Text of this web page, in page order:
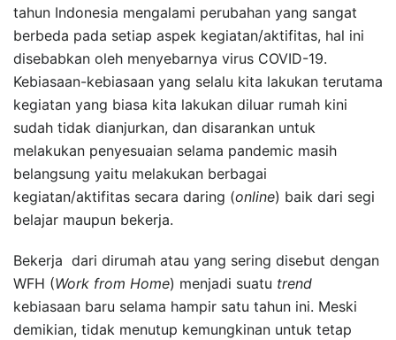
tahun Indonesia mengalami perubahan yang sangat
berbeda pada setiap aspek kegiatan/aktifitas, hal ini
disebabkan oleh menyebarnya virus COVID-19.
Kebiasaan-kebiasaan yang selalu kita lakukan terutama
kegiatan yang biasa kita lakukan diluar rumah kini
sudah tidak dianjurkan, dan disarankan untuk
melakukan penyesuaian selama pandemic masih
belangsung yaitu melakukan berbagai
kegiatan/aktifitas secara daring (online) baik dari segi
belajar maupun bekerja.
Bekerja dari dirumah atau yang sering disebut dengan
WFH (Work from Home) menjadi suatu trend
kebiasaan baru selama hampir satu tahun ini. Meski
demikian, tidak menutup kemungkinan untuk tetap